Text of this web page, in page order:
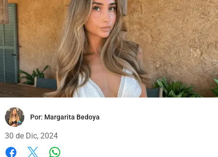
Por: Margarita Bedoya
30 de Dic, 2024